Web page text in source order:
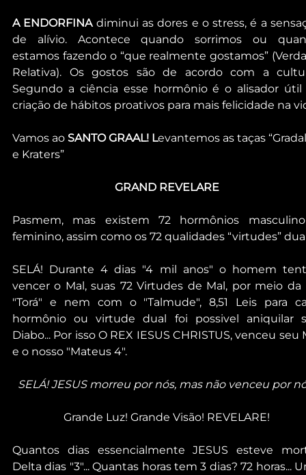
A ENDORFINA diminui as dores e o stress, é a
de alívio. Acontece quando sorrimos ou
estamos fazendo o “que realmente gostamos”
Relativa). Os gostos são de acordo com a
Segundo a ciência esse hormônio é o alisador útil
criação de hábitos proativos para mais felicidade na
Vamos ao SANTO GRAAL! Levantemos as taças
e Kraters”
GRAND REVELARE
Pasmem, mas existem 72 hormônios
feminino, assim como os 72 qualidades “virtudes”
SELÁ! Durante 4 dias "4 mil anos" o homem
vencer o Mal, suas 72 Virtudes de Mal, por meio da
"Torá" e nem com o "Talmude", 8,51 Leis para
hormônio ou virtude dual foi possivel aniquilar
Diabo... Por isso O REX IESUS CHRISTUS, venceu seu
e o nosso "Mateus 4".
SELÁ! JESUS morreu por nós, mas não venceu por
Grande Luz! Grande Visão! REVELARE!
Quantos dias essencialmente JESUS esteve
Delta dias "3"... Quantas horas tem 3 dias? 72 horas...